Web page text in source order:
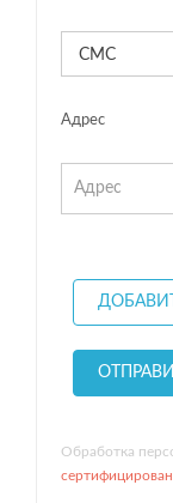
Адрес
Обработка